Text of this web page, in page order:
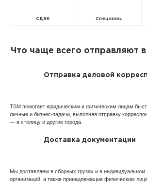
СДЭК Спецсвязь
Что чаще всего отправляют
Отправка деловой
TSM помогает юридическим и физическим лицам
личные и бизнес-задачи, выполняя отправку
— в столицу и другие города.
Доставка документации
Мы доставляем в сборных грузах и в
организаций, а также принадлежащие физическим